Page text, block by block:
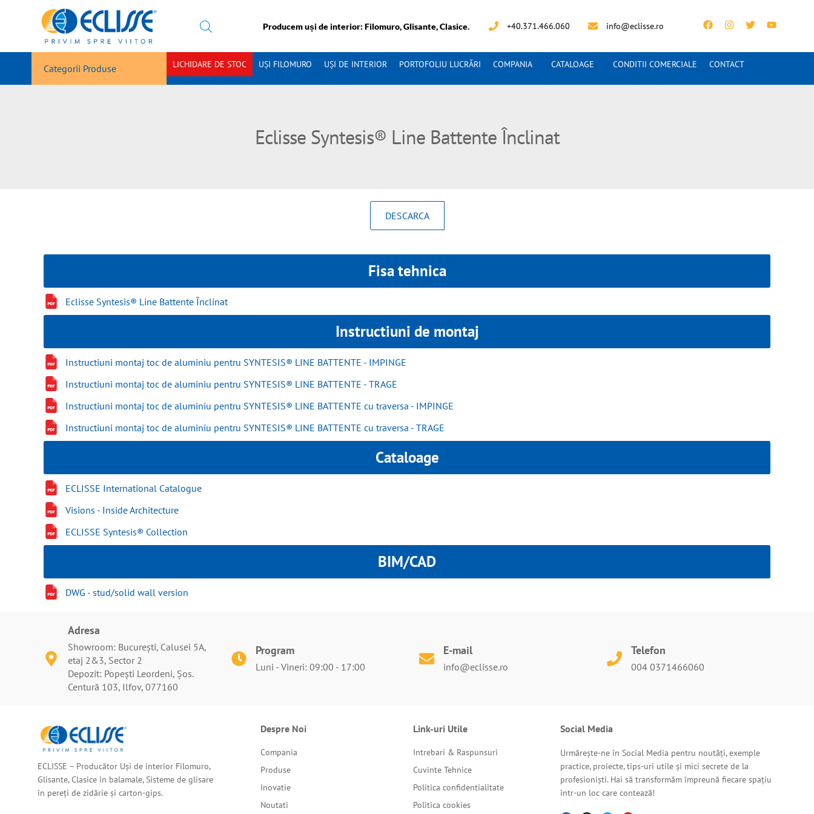
Producem uși de interior: Filomuro, Glisante, Clasice. +40.371.466.060 info@eclisse.ro
Categorii Produse LICHIDARE DE STOC UȘI FILOMURO UȘI DE INTERIOR PORTOFOLIU LUCRĂRI COMPANIA CATALOAGE CONDITII COMERCIALE CONTACT
Eclisse Syntesis® Line Battente Înclinat
DESCARCA
Fisa tehnica
Eclisse Syntesis® Line Battente Înclinat
Instructiuni de montaj
Instructiuni montaj toc de aluminiu pentru SYNTESIS® LINE BATTENTE - IMPINGE
Instructiuni montaj toc de aluminiu pentru SYNTESIS® LINE BATTENTE - TRAGE
Instructiuni montaj toc de aluminiu pentru SYNTESIS® LINE BATTENTE cu traversa - IMPINGE
Instructiuni montaj toc de aluminiu pentru SYNTESIS® LINE BATTENTE cu traversa - TRAGE
Cataloage
ECLISSE International Catalogue
Visions - Inside Architecture
ECLISSE Syntesis® Collection
BIM/CAD
DWG - stud/solid wall version
Adresa
Showroom: București, Calusei 5A,
etaj 2&3, Sector 2
Depozit: Popești Leordeni, Șos.
Centură 103, Ilfov, 077160
Program
Luni - Vineri: 09:00 - 17:00
E-mail
info@eclisse.ro
Telefon
004 0371466060
ECLISSE – Producător Uși de interior Filomuro,
Glisante, Clasice în balamale, Sisteme de glisare
în pereți de zidărie și carton-gips.
Despre Noi
Compania
Produse
Inovatie
Noutati
Link-uri Utile
Intrebari & Raspunsuri
Cuvinte Tehnice
Politica confidentialitate
Politica cookies
Social Media
Urmărește-ne în Social Media pentru noutăți, exemple
practice, proiecte, tips-uri utile și mici secrete de la
profesioniști. Hai să transformăm împreună fiecare spațiu
într-un loc care contează!